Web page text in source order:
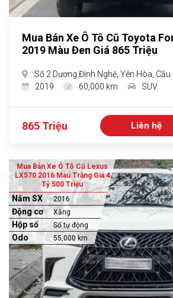
Mua Bán Xe Ô Tô Cũ Toyota
2019 Màu Đen Giá 865 Triệu
Số 2 Dương Đình Nghệ, Yên Hòa, Cầu
2019
60,000 km SUV
865 Triệu Liên hệ
Mua Bán Xe Ô Tô Cũ Lexus
LX570 2016 Màu Trắng Giá 4
Tỷ 500 Triệu
Năm SX 2016
Động cơ Xăng
Hộp số Số tự động
Odo 55,000 km